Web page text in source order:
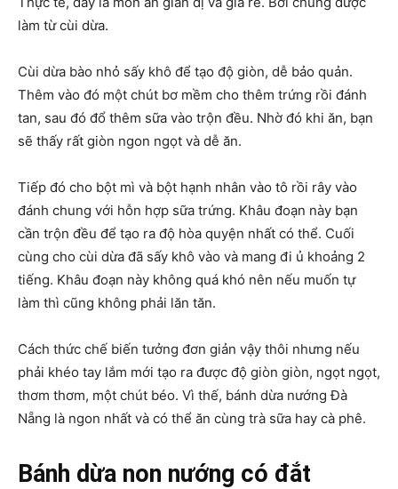
làm từ cùi dừa.
Cùi dừa bào nhỏ sấy khô để tạo độ giòn, dễ bảo quản.
Thêm vào đó một chút bơ mềm cho thêm trứng rồi đánh
tan, sau đó đổ thêm sữa vào trộn đều. Nhờ đó khi ăn, bạn
sẽ thấy rất giòn ngon ngọt và dễ ăn.
Tiếp đó cho bột mì và bột hạnh nhân vào tô rồi rây vào
đánh chung với hỗn hợp sữa trứng. Khâu đoạn này bạn
cần trộn đều để tạo ra độ hòa quyện nhất có thể. Cuối
cùng cho cùi dừa đã sấy khô vào và mang đi ủ khoảng 2
tiếng. Khâu đoạn này không quá khó nên nếu muốn tự
làm thì cũng không phải lăn tăn.
Cách thức chế biến tưởng đơn giản vậy thôi nhưng nếu
phải khéo tay lắm mới tạo ra được độ giòn giòn, ngọt ngọt,
thơm thơm, một chút béo. Vì thế, bánh dừa nướng Đà
Nẵng là ngon nhất và có thể ăn cùng trà sữa hay cà phê.
Bánh dừa non nướng có đắt